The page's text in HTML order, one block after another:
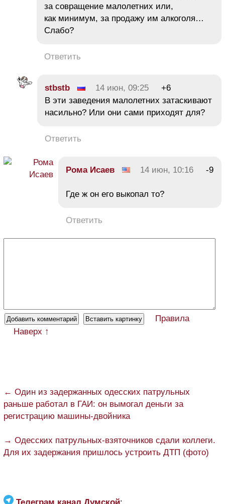
за совращение малолетних или,
как минимум, за продажу им алкоголя…
Слабо?
Ответить
stbstb 14 июн, 09:25
+6
В эти заведения малолетних затаскивают
насильно? Или они сами приходят для?
Ответить
Рома Исаев 14 июн, 10:16 -9
Где ж он его выкопал то?
Ответить
Правила
Наверх ↑
← Один из задержанных одесских патрульных
раньше работал в ГАИ: он вымогал деньги за
регистрацию машины-двойника
→ Одесских патрульных-взяточников сдали коллеги.
Для их задержания пришлось устроить ДТП (фото)